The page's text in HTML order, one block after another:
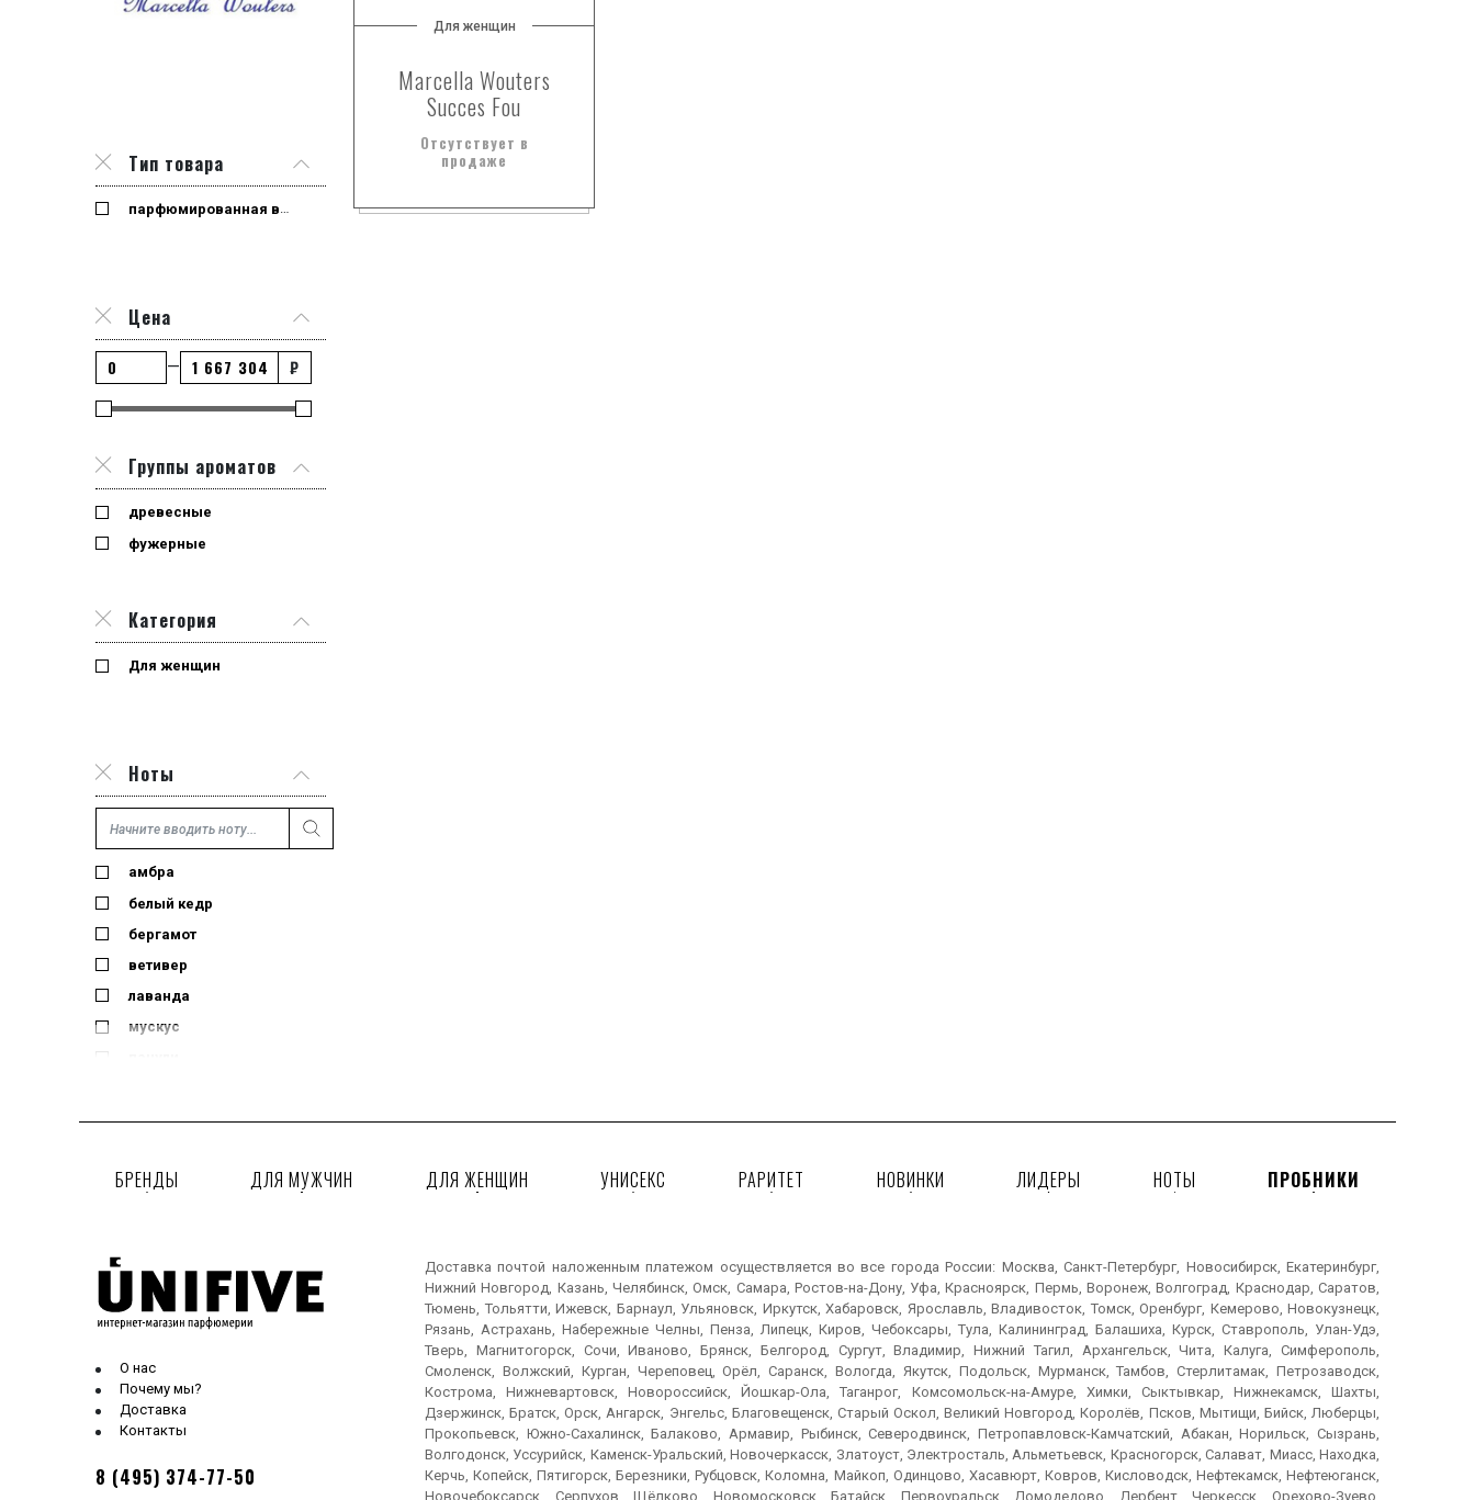
Тип товара
парфюмированная вода
Ноты
амбра
белый кедр
бергамот
ветивер
лаванда
мускус
Категория
Для женщин
Цена
— ₽
Группы ароматов
древесные
фужерные
Для женщин
Marcella Wouters
Succes Fou
Отсутствует в
продаже
БРЕНДЫ ДЛЯ МУЖЧИН ДЛЯ ЖЕНЩИН УНИСЕКС РАРИТЕТ НОВИНКИ ЛИДЕРЫ НОТЫ ПРОБНИКИ
О нас
Почему мы?
Доставка
Контакты
8 (495) 374-77-50
Доставка почтой наложенным платежом осуществляется во все города России: Москва, Санкт-Петербург, Новосибирск, Екатеринбург,
Нижний Новгород, Казань, Челябинск, Омск, Самара, Ростов-на-Дону, Уфа, Красноярск, Пермь, Воронеж, Волгоград, Краснодар, Саратов,
Тюмень, Тольятти, Ижевск, Барнаул, Ульяновск, Иркутск, Хабаровск, Ярославль, Владивосток, Томск, Оренбург, Кемерово, Новокузнецк,
Рязань, Астрахань, Набережные Челны, Пенза, Липецк, Киров, Чебоксары, Тула, Калининград, Балашиха, Курск, Ставрополь, Улан-Удэ,
Тверь, Магнитогорск, Сочи, Иваново, Брянск, Белгород, Сургут, Владимир, Нижний Тагил, Архангельск, Чита, Калуга, Симферополь,
Смоленск, Волжский, Курган, Череповец, Орёл, Саранск, Вологда, Якутск, Подольск, Мурманск, Тамбов, Стерлитамак, Петрозаводск,
Кострома, Нижневартовск, Новороссийск, Йошкар-Ола, Таганрог, Комсомольск-на-Амуре, Химки, Сыктывкар, Нижнекамск, Шахты,
Дзержинск, Братск, Орск, Ангарск, Энгельс, Благовещенск, Старый Оскол, Великий Новгород, Королёв, Псков, Мытищи, Бийск, Люберцы,
Прокопьевск, Южно-Сахалинск, Балаково, Армавир, Рыбинск, Северодвинск, Петропавловск-Камчатский, Абакан, Норильск, Сызрань,
Волгодонск, Уссурийск, Каменск-Уральский, Новочеркасск, Златоуст, Электросталь, Альметьевск, Красногорск, Салават, Миасс, Находка,
Керчь, Копейск, Пятигорск, Березники, Рубцовск, Коломна, Майкоп, Одинцово, Хасавюрт, Ковров, Кисловодск, Нефтекамск, Нефтеюганск,
Новочебоксарск, Серпухов, Щёлково, Новомосковск, Батайск, Первоуральск, Домодедово, Дербент, Черкесск, Орехово-Зуево,